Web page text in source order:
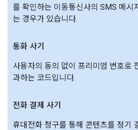
를 확인하는 이동통신사의 SMS 메시
는 경우가 있습니다.
통화 사기
사용자의 동의 없이 프리미엄 번호로
과하는 코드입니다.
전화 결제 사기
휴대전화 청구를 통해 콘텐츠를 정기